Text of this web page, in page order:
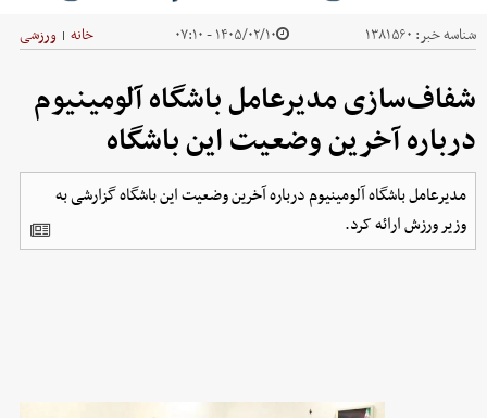
شناسه خبر: ۱۳۸۱۵۶۰ ۱۴۰۵/۰۲/۱۰ - ۰۷:۱۰ خانه | ورزشی
شفاف‌سازی مدیرعامل باشگاه آلومینیوم
درباره آخرین وضعیت این باشگاه
مدیرعامل باشگاه آلومینیوم درباره آخرین وضعیت این باشگاه گزارشی به
وزیر ورزش ارائه کرد.